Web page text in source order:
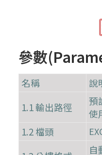
參數
名稱
說
1.1 輸出路徑
預
使
1.2 檔頭
自